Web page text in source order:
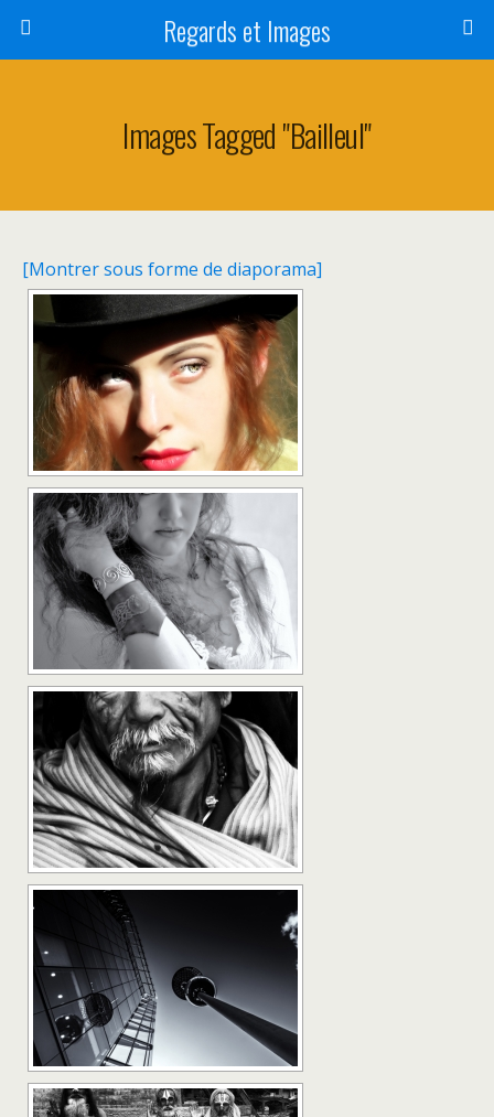
Regards et Images
Images Tagged "bailleul"
[Montrer sous forme de diaporama]